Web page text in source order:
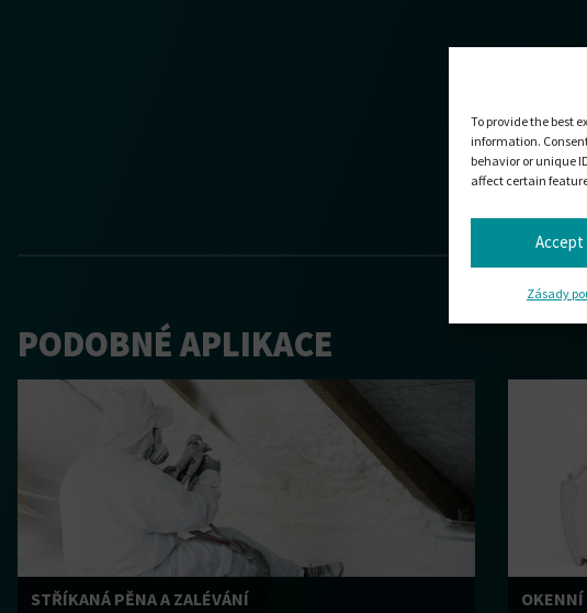
To provide the best
information.
behavior or unique
affect certain
Accept
Zásady
PODOBNÉ APLIKACE
STŘÍKANÁ PĚNA A ZALÉVÁNÍ OKENNÍ